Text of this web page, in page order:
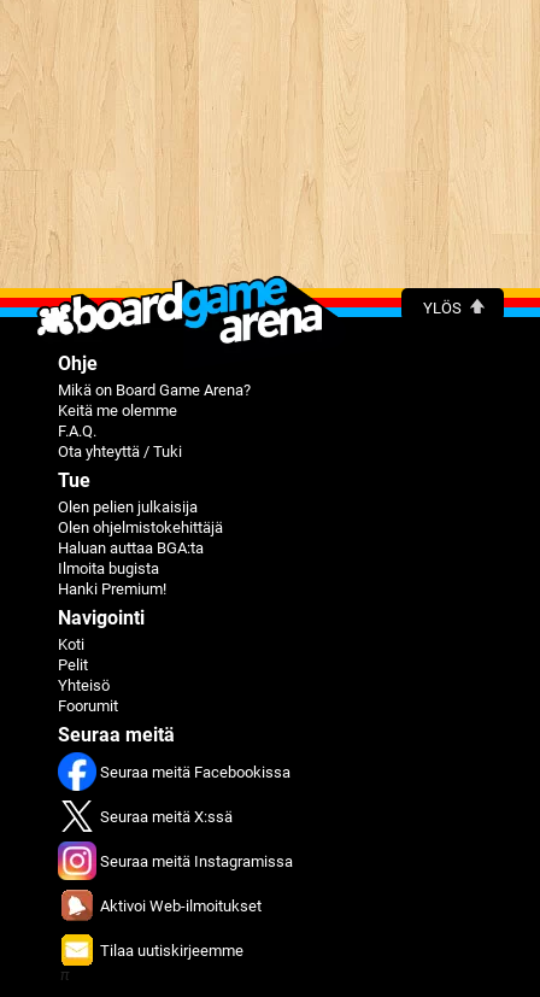
YLÖS
Ohje
Mikä on Board Game Arena?
Keitä me olemme
F.A.Q.
Ota yhteyttä / Tuki
Tue
Olen pelien julkaisija
Olen ohjelmistokehittäjä
Haluan auttaa BGA:ta
Ilmoita bugista
Hanki Premium!
Navigointi
Koti
Pelit
Yhteisö
Foorumit
Seuraa meitä
Seuraa meitä Facebookissa
Seuraa meitä X:ssä
Seuraa meitä Instagramissa
Aktivoi Web-ilmoitukset
Tilaa uutiskirjeemme
π